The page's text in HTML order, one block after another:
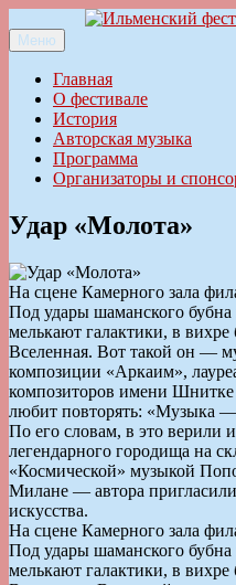
к
содержимому
Ильменский фестиваль
Меню
Главная
О фестивале
История
Авторская музыка
Программа
Организаторы и
Удар «Молота»
На сцене Камерного зала
Под удары шаманского бубна
мелькают галактики, в вихре
Вселенная. Вот такой он —
композиции «Аркаим»,
композиторов имени
любит повторять: «Музыка —
По его словам, в это верили
легендарного городища на
«Космической» музыкой
Милане — автора
искусства.
На сцене Камерного зала
Под удары шаманского бубна
мелькают галактики, в вихре